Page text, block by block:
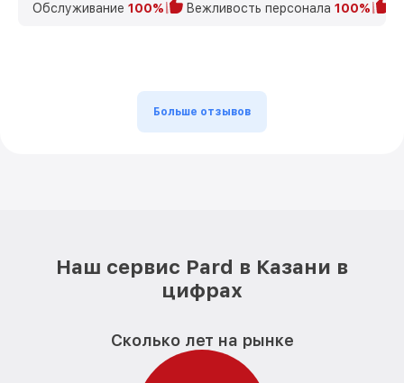
Обслуживание 100% Вежливость персонала 100%
Больше отзывов
Наш сервис Pard в Казани в
цифрах
Сколько лет на рынке